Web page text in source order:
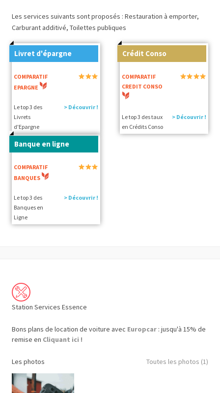
Les services suivants sont proposés : Restauration à emporter,
Carburant additivé, Toilettes publiques
Livret d'épargne
COMPARATIF
EPARGNE
Le top 3 des
Livrets
d'Epargne
> Découvrir !
Crédit Conso
COMPARATIF
CREDIT CONSO
Le top 3 des taux
en Crédits Conso
> Découvrir !
Banque en ligne
COMPARATIF
BANQUES
Le top 3 des
Banques en
Ligne
> Découvrir !
Station Services Essence
Bons plans de location de voiture avec Europcar : jusqu'à 15% de
remise en Cliquant ici !
Les photos Toutes les photos (1)